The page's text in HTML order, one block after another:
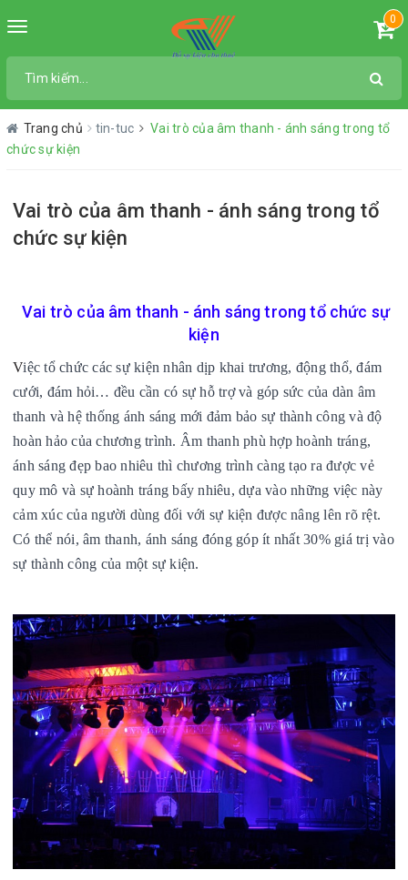
Toggle
0
Trang chủ tin-tuc
Vai trò của âm thanh - ánh sáng trong tổ
chức sự kiện
Vai trò của âm thanh - ánh sáng trong tổ
chức sự kiện
Vai trò của âm thanh - ánh sáng trong tổ chức sự
kiện
Việc tổ chức các sự kiện nhân dịp khai trương, động thổ, đám
cưới, đám hỏi… đều cần có sự hỗ trợ và góp sức của dàn âm
thanh và hệ thống ánh sáng mới đảm bảo sự thành công và độ
hoàn hảo của chương trình. Âm thanh phù hợp hoành tráng,
ánh sáng đẹp bao nhiêu thì chương trình càng tạo ra được vẻ
quy mô và sự hoành tráng bấy nhiêu, dựa vào những việc này
cảm xúc của người dùng đối với sự kiện được nâng lên rõ rệt.
Có thể nói, âm thanh, ánh sáng đóng góp ít nhất 30% giá trị vào
sự thành công của một sự kiện.